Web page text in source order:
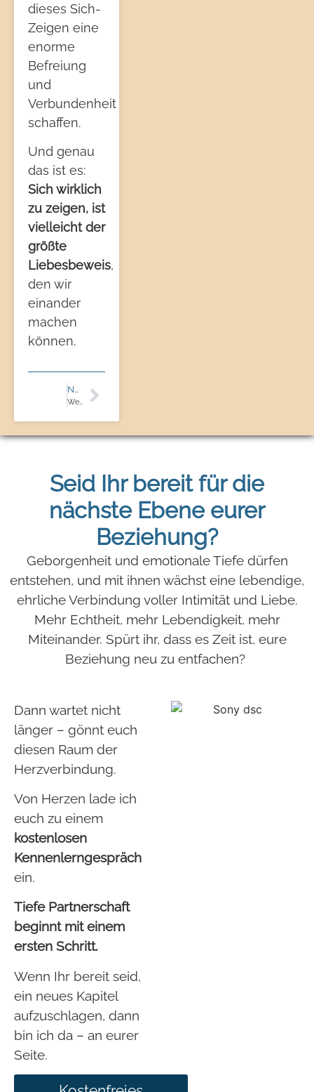
dieses Sich-
Zeigen eine
enorme
Befreiung
und
Verbundenheit
schaffen.
Und genau
das ist es:
Sich wirklich
zu zeigen, ist
vielleicht der
größte
Liebesbeweis,
den wir
einander
machen
können.
NÄCHSTER BEITRAG
Wenn dein Partner sich nur ändern würde…
Seid Ihr bereit für die
nächste Ebene eurer
Beziehung?
Geborgenheit und emotionale Tiefe dürfen
entstehen, und mit ihnen wächst eine lebendige,
ehrliche Verbindung voller Intimität und Liebe.
Mehr Echtheit, mehr Lebendigkeit, mehr
Miteinander. Spürt ihr, dass es Zeit ist, eure
Beziehung neu zu entfachen?
Dann wartet nicht
länger – gönnt euch
diesen Raum der
Herzverbindung.
Von Herzen lade ich
euch zu einem
kostenlosen
Kennenlerngespräch
ein.
Tiefe Partnerschaft
beginnt mit einem
ersten Schritt.
Wenn Ihr bereit seid,
ein neues Kapitel
aufzuschlagen, dann
bin ich da – an eurer
Seite.